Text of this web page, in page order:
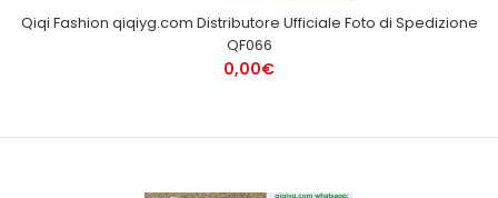
Qiqi Fashion qiqiyg.com Distributore Ufficiale Foto di Spedizione
QF066
0,00€